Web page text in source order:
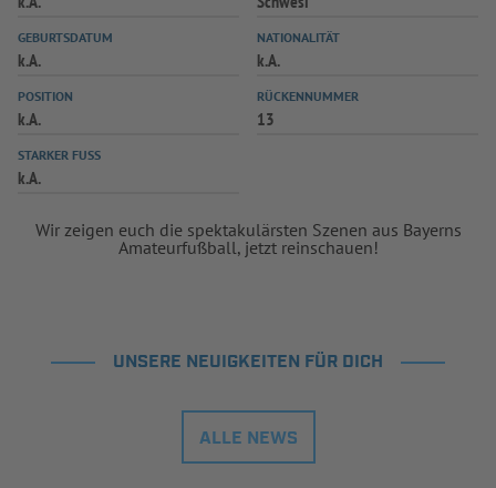
SPIELPLUS
GEBURTSDATUM
k.A.
NATIONALITÄT
k.A.
POSITION
k.A.
RÜCKENNUMMER
13
STARKER FUSS
k.A.
Wir zeigen euch die spektakulärsten Szenen aus Bayerns
Amateurfußball, jetzt reinschauen!
UNSERE NEUIGKEITEN FÜR DICH
ALLE NEWS